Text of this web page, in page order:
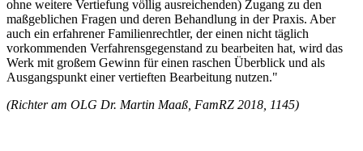
ohne weitere Vertiefung völlig ausreichenden) Zugang zu den
maßgeblichen Fragen und deren Behandlung in der Praxis. Aber
auch ein erfahrener Familienrechtler, der einen nicht täglich
vorkommenden Verfahrensgegenstand zu bearbeiten hat, wird das
Werk mit großem Gewinn für einen raschen Überblick und als
Ausgangspunkt einer vertieften Bearbeitung nutzen."
(Richter am OLG Dr. Martin Maaß, FamRZ 2018, 1145)